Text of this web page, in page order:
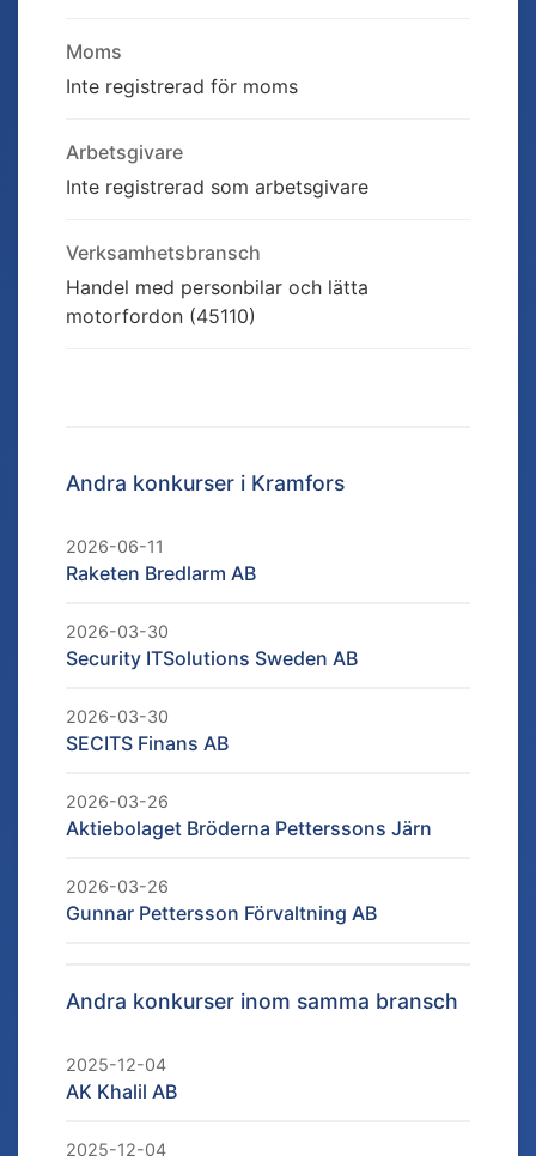
Moms
Inte registrerad för moms
Arbetsgivare
Inte registrerad som arbetsgivare
Verksamhetsbransch
Handel med personbilar och lätta
motorfordon (45110)
Andra konkurser i Kramfors
2026-06-11
Raketen Bredlarm AB
2026-03-30
Security ITSolutions Sweden AB
2026-03-30
SECITS Finans AB
2026-03-26
Aktiebolaget Bröderna Petterssons Järn
2026-03-26
Gunnar Pettersson Förvaltning AB
Andra konkurser inom samma bransch
2025-12-04
AK Khalil AB
2025-12-04